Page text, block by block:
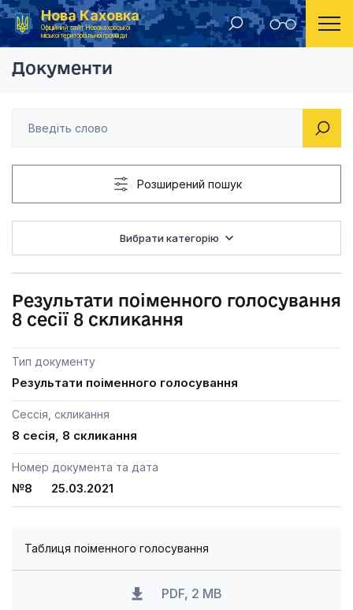
Нова Каховка
Офіційний сайт Новокаховської
міської територіальної громади
Головна Результати поіменного голосування депутатів міської ради Результати
Документи
Розширений пошук
Вибрати категорію
Результати поіменного голосування
8 сесії 8 скликання
Тип документу
Результати поіменного голосування
Сессія, скликання
8 сесія, 8 скликання
Номер документа та дата
№8 25.03.2021
Таблиця поіменного голосування
PDF, 2 MB